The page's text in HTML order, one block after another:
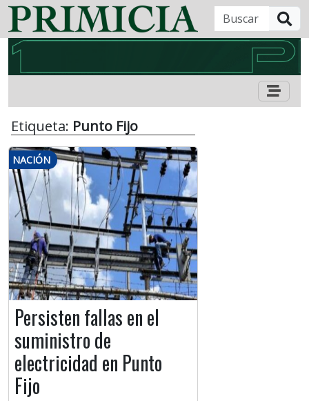
Etiqueta: Punto Fijo
NACIÓN
Persisten fallas en el
suministro de
electricidad en Punto
Fijo